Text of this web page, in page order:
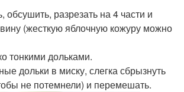
обсушить, разрезать на 4 части и
(жесткую яблочную кожуру можно
тонкими дольками.
дольки в миску, слегка сбрызнуть
не потемнели) и перемешать.